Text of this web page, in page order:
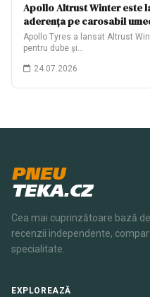
Apollo Altrust Winter este
aderența pe carosabil
Apollo Tyres a lansat Altrust
pentru dube și…
24.07.2026
PNEU
TEKA.CZ
Cea mai cuprinzătoare bază
recenzii independente,
specialitate.
EXPLOREAZĂ